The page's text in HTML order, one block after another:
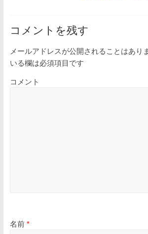
コメントを残す
メールアドレスが公開されることはあり
いる欄は必須項目です
コメント
名前 *